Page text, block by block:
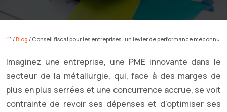
/Blog / Conseil fiscal pour les entreprises : un levier de performance méconnu
Imaginez une entreprise, une PME innovante dans le
secteur de la métallurgie, qui, face à des marges de
plus en plus serrées et une concurrence accrue, se voit
contrainte de revoir ses dépenses et d’optimiser ses